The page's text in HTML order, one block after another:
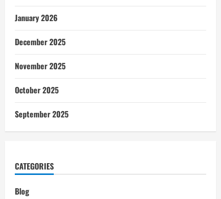
January 2026
December 2025
November 2025
October 2025
September 2025
CATEGORIES
Blog